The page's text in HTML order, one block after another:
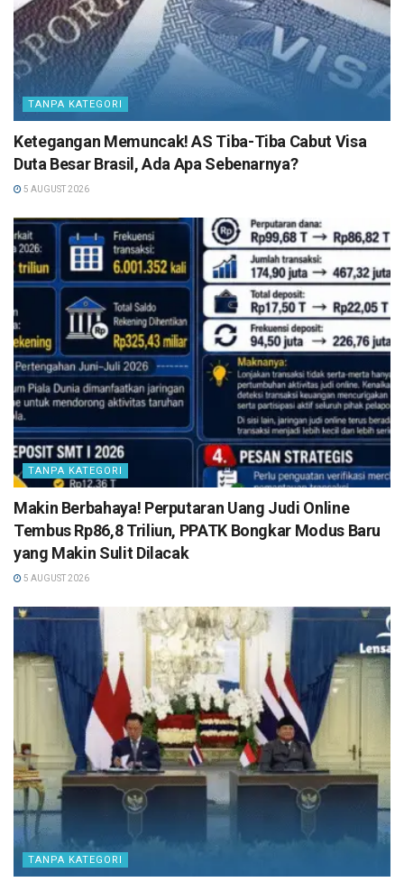
TANPA KATEGORI
Ketegangan Memuncak! AS Tiba-Tiba Cabut Visa
Duta Besar Brasil, Ada Apa Sebenarnya?
5 AUGUST 2026
TANPA KATEGORI
Makin Berbahaya! Perputaran Uang Judi Online
Tembus Rp86,8 Triliun, PPATK Bongkar Modus Baru
yang Makin Sulit Dilacak
5 AUGUST 2026
TANPA KATEGORI